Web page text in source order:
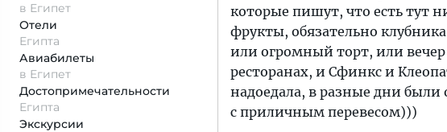
в Египет
Отели
Египта
Авиабилеты
в Египет
Достопримеча­тельности
Египта
Экскурсии
которые пишут, что есть тут
фрукты, обязательно
или огромный торт, или
ресторанах, и Сфинкс и
надоедала, в разные дни
с приличным перевесом)))